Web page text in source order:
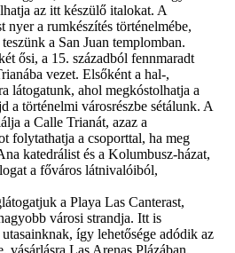
az itt készülő italokat. A
nyer a rumkészítés történelmébe,
a San Juan templomban.
ősi, a 15. századból fennmaradt
vezet. Elsőként a hal-,
látogatunk, ahol megkóstolhatja a
a történelmi városrészbe sétálunk. A
a Calle Trianát, azaz a
folytathatja a csoporttal, ha meg
katedrálist és a Kolumbusz-házat,
a főváros látnivalóiból,
a Playa Las Canterast,
városi strandja. Itt is
így lehetősége adódik az
vásárlásra Las Arenas Plázában,